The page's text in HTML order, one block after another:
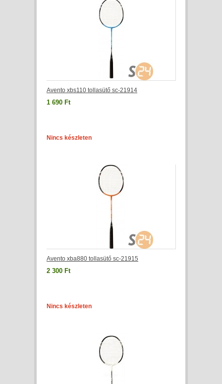
Avento xbs110 tollasütő sc-21914
1 690 Ft
Nincs készleten
Avento xba880 tollasütő sc-21915
2 300 Ft
Nincs készleten